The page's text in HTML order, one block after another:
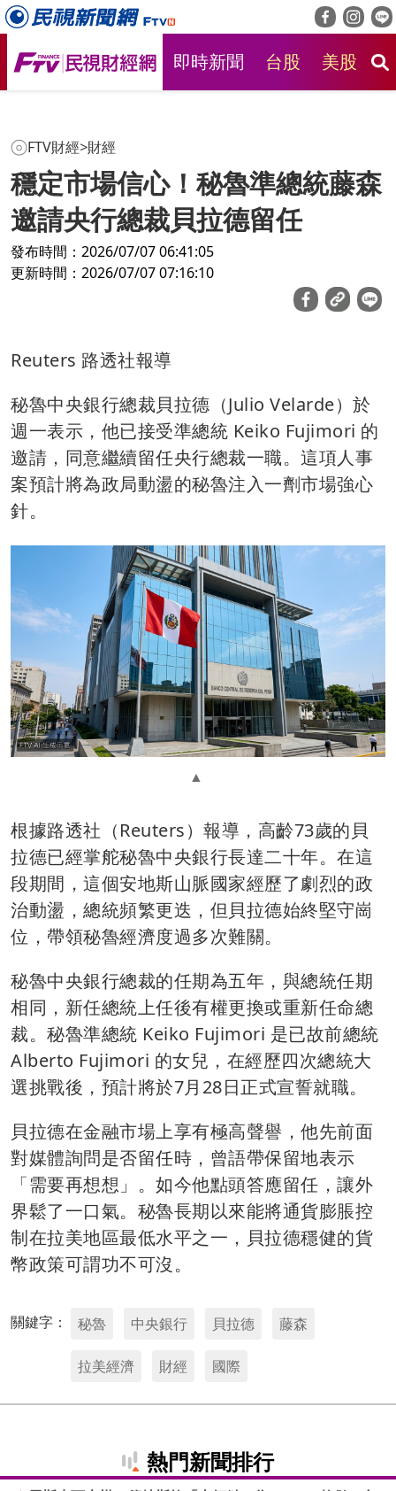
即時新聞 台股 美股
FTV財經>財經
穩定市場信心！秘魯準總統藤森
邀請央行總裁貝拉德留任
發布時間：2026/07/07 06:41:05
更新時間：2026/07/07 07:16:10
Reuters 路透社報導
秘魯中央銀行總裁貝拉德（Julio Velarde）於
週一表示，他已接受準總統 Keiko Fujimori 的
邀請，同意繼續留任央行總裁一職。這項人事
案預計將為政局動盪的秘魯注入一劑市場強心
針。
根據路透社（Reuters）報導，高齡73歲的貝
拉德已經掌舵秘魯中央銀行長達二十年。在這
段期間，這個安地斯山脈國家經歷了劇烈的政
治動盪，總統頻繁更迭，但貝拉德始終堅守崗
位，帶領秘魯經濟度過多次難關。
秘魯中央銀行總裁的任期為五年，與總統任期
相同，新任總統上任後有權更換或重新任命總
裁。秘魯準總統 Keiko Fujimori 是已故前總統
Alberto Fujimori 的女兒，在經歷四次總統大
選挑戰後，預計將於7月28日正式宣誓就職。
貝拉德在金融市場上享有極高聲譽，他先前面
對媒體詢問是否留任時，曾語帶保留地表示
「需要再想想」。如今他點頭答應留任，讓外
界鬆了一口氣。秘魯長期以來能將通貨膨脹控
制在拉美地區最低水平之一，貝拉德穩健的貨
幣政策可謂功不可沒。
關鍵字： 秘魯 中央銀行 貝拉德 藤森
拉美經濟 財經 國際
熱門新聞排行